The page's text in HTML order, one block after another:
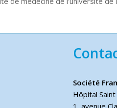
Société
Hôpital Saint
1, avenue